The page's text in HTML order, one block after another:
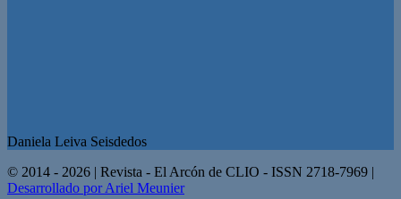
Daniela Leiva Seisdedos
© 2014 - 2026 | Revista - El Arcón de CLIO - ISSN 2718-7969 |
Desarrollado por Ariel Meunier